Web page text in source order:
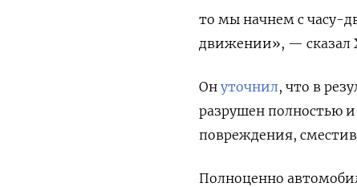
то мы начнем с часу-
движении», — сказал
Он уточнил, что в
разрушен полностью
повреждения,
Полноценно